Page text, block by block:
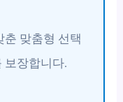
춘 맞춤형 선택
보장합니다.